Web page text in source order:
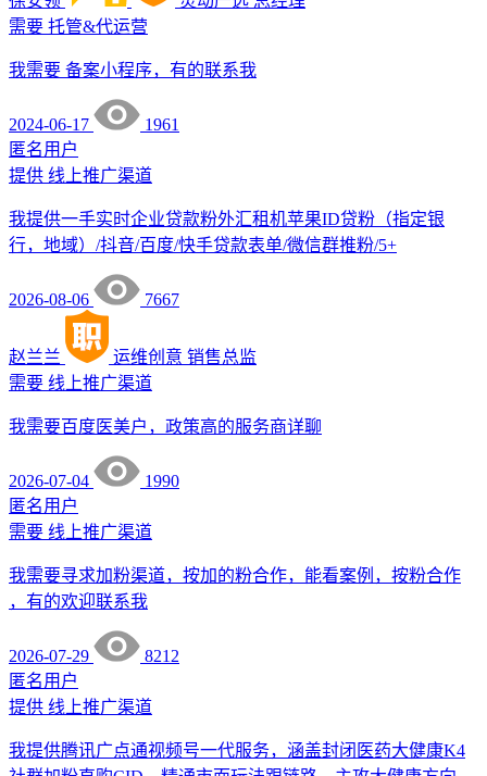
需要 托管&代运营
我需要 备案小程序，有的联系我
2024-06-17
1961
匿名用户
提供 线上推广渠道
我提供一手实时企业贷款粉外汇租机苹果ID贷粉（指定银
行，地域）/抖音/百度/快手贷款表单/微信群推粉/5+
2026-08-06 7667
赵兰兰 运维创意 销售总监
需要 线上推广渠道
我需要百度医美户，政策高的服务商详聊
2026-07-04
1990
匿名用户
需要 线上推广渠道
我需要寻求加粉渠道，按加的粉合作，能看案例，按粉合作
，有的欢迎联系我
2026-07-29
8212
匿名用户
提供 线上推广渠道
我提供腾讯广点通视频号一代服务，涵盖封闭医药大健康K4